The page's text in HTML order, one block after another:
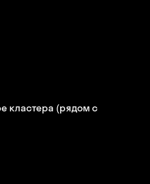
кластера (рядом с